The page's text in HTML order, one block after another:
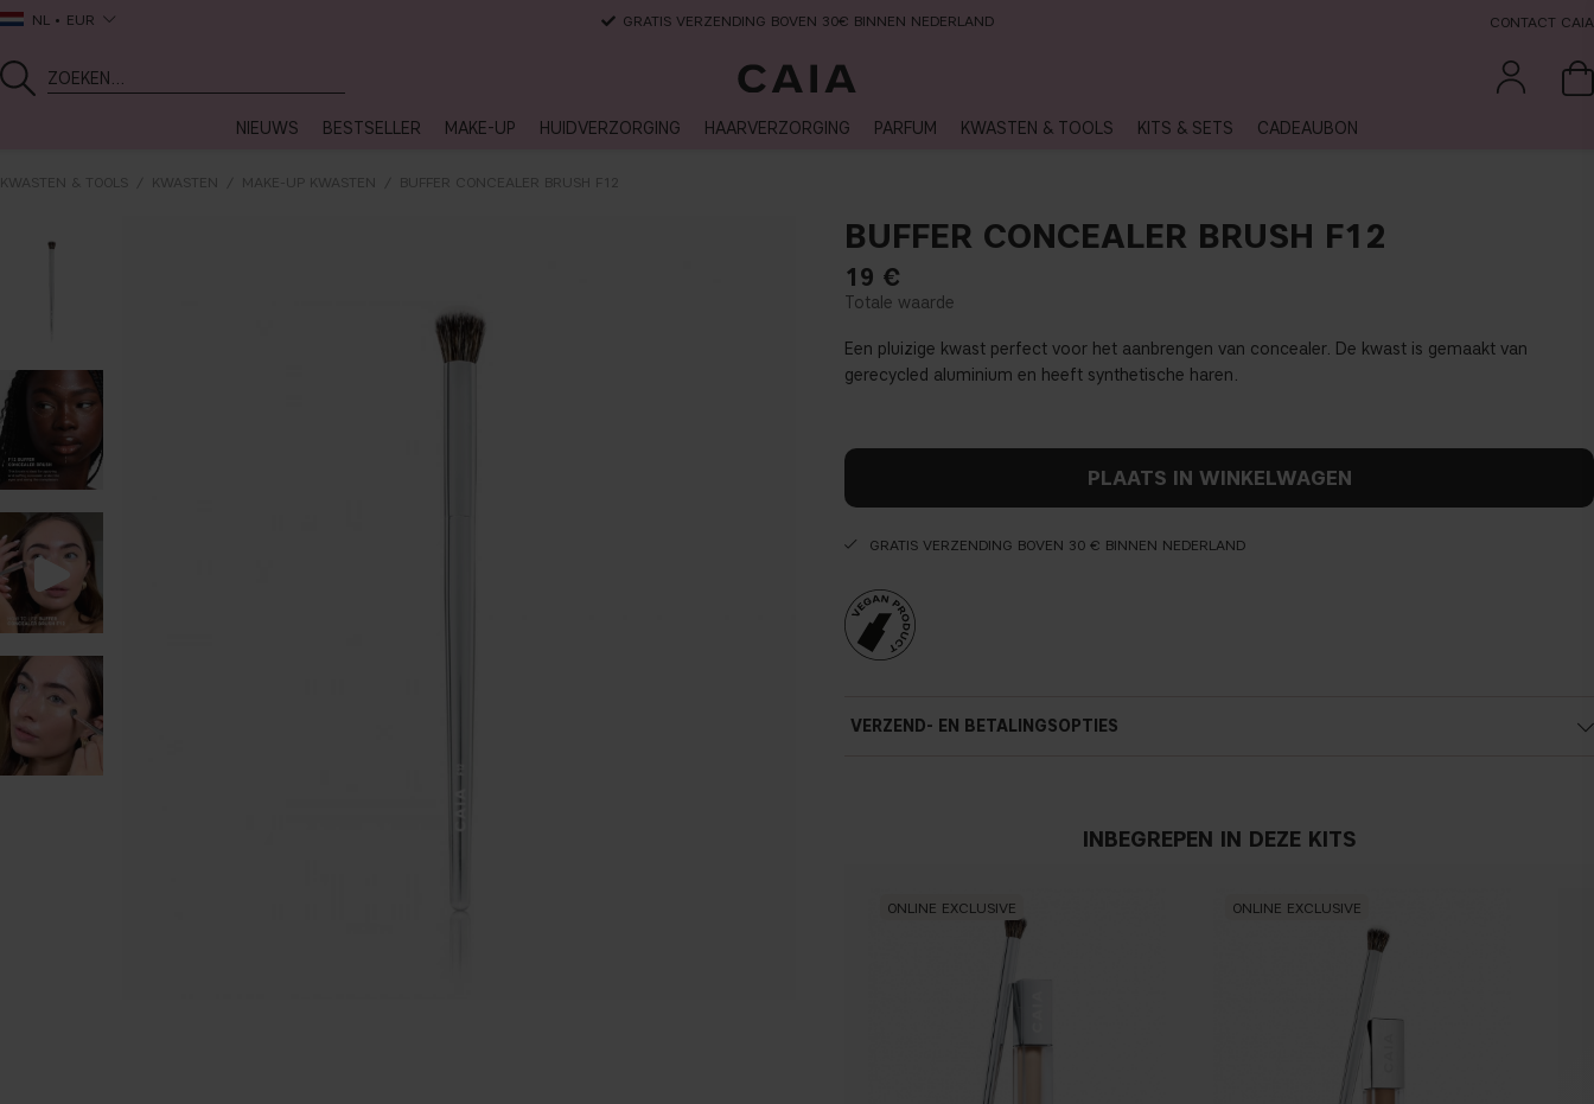
NL EUR GRATIS VERZENDING BOVEN 30€ BINNEN NEDERLAND CONTACT CAIA
NIEUWS BESTSELLER MAKE-UP HUIDVERZORGING HAARVERZORGING PARFUM KWASTEN & TOOLS KITS & SETS CADEAUBON
KWASTEN & TOOLS KWASTEN MAKE-UP KWASTEN BUFFER CONCEALER BRUSH F12
BUFFER CONCEALER BRUSH F12
19 €
Een pluizige kwast perfect voor het aanbrengen van concealer. De kwast is gemaakt van
gerecycled aluminium en heeft synthetische haren.
PLAATS IN WINKELWAGEN
GRATIS VERZENDING BOVEN 30 € BINNEN NEDERLAND
VERZEND- EN BETALINGSOPTIES
INBEGREPEN IN DEZE KITS
ONLINE EXCLUSIVE ONLINE EXCLUSIVE